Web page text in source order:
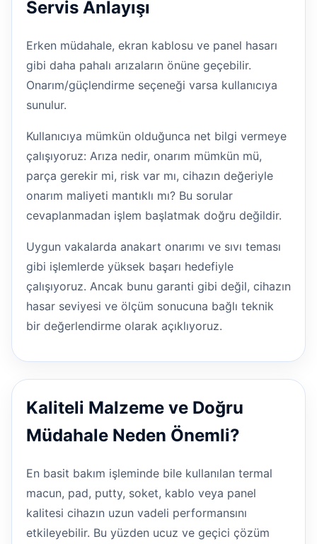
Servis Anlayışı
Erken müdahale, ekran kablosu ve panel hasarı
gibi daha pahalı arızaların önüne geçebilir.
Onarım/güçlendirme seçeneği varsa kullanıcıya
sunulur.
Kullanıcıya mümkün olduğunca net bilgi vermeye
çalışıyoruz: Arıza nedir, onarım mümkün mü,
parça gerekir mi, risk var mı, cihazın değeriyle
onarım maliyeti mantıklı mı? Bu sorular
cevaplanmadan işlem başlatmak doğru değildir.
Uygun vakalarda anakart onarımı ve sıvı teması
gibi işlemlerde yüksek başarı hedefiyle
çalışıyoruz. Ancak bunu garanti gibi değil, cihazın
hasar seviyesi ve ölçüm sonucuna bağlı teknik
bir değerlendirme olarak açıklıyoruz.
Kaliteli Malzeme ve Doğru
Müdahale Neden Önemli?
En basit bakım işleminde bile kullanılan termal
macun, pad, putty, soket, kablo veya panel
kalitesi cihazın uzun vadeli performansını
etkileyebilir. Bu yüzden ucuz ve geçici çözüm